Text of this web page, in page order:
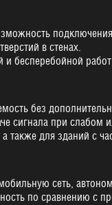
в стенах.
и бесперебойной
без
сигнала при слабом
также для зданий с
сеть,
по сравнению с